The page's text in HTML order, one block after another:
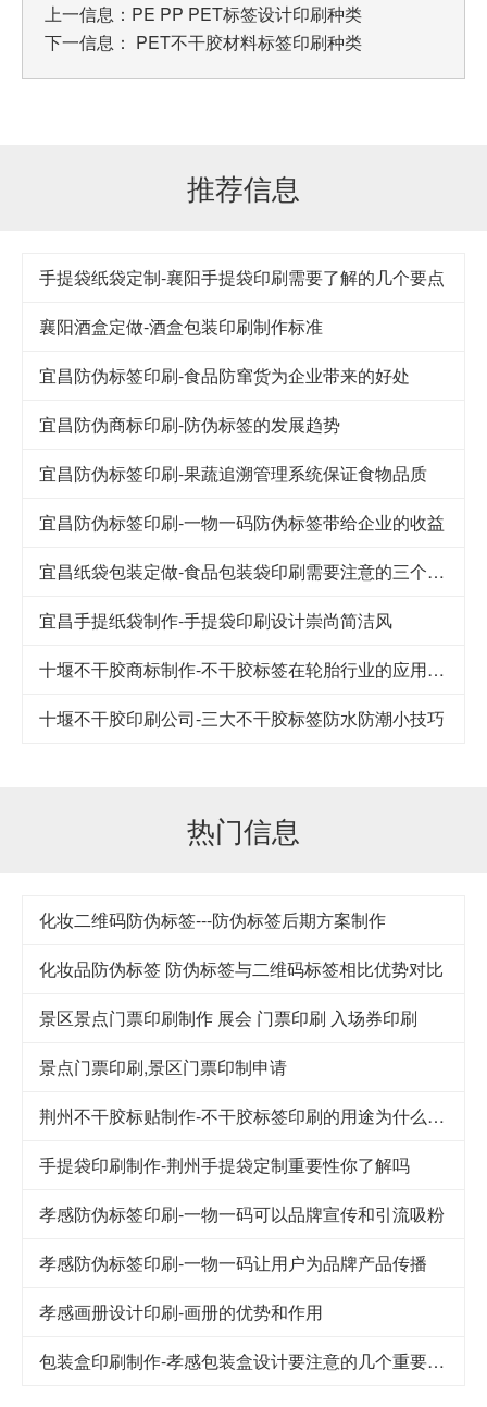
上一信息： PE PP PET标签设计印刷种类
下一信息： PET不干胶材料标签印刷种类
推荐信息
手提袋纸袋定制-襄阳手提袋印刷需要了解的几个要点
襄阳酒盒定做-酒盒包装印刷制作标准
宜昌防伪标签印刷-食品防窜货为企业带来的好处
宜昌防伪商标印刷-防伪标签的发展趋势
宜昌防伪标签印刷-果蔬追溯管理系统保证食物品质
宜昌防伪标签印刷-一物一码防伪标签带给企业的收益
宜昌纸袋包装定做-食品包装袋印刷需要注意的三个细节
宜昌手提纸袋制作-手提袋印刷设计崇尚简洁风
十堰不干胶商标制作-不干胶标签在轮胎行业的应用及其发展
十堰不干胶印刷公司-​三大不干胶标签防水防潮小技巧
热门信息
化妆二维码防伪标签---防伪标签后期方案制作
化妆品防伪标签 防伪标签与二维码标签相比优势对比
景区景点门票印刷制作 展会 门票印刷 入场券印刷
景点门票印刷,景区门票印制申请
荆州不干胶标贴制作-不干胶标签印刷的用途为什么这么广泛
手提袋印刷制作-荆州手提袋定制重要性你了解吗
孝感防伪标签印刷-一物一码可以品牌宣传和引流吸粉
孝感防伪标签印刷-一物一码让用户为品牌产品传播
孝感画册设计印刷-画册的优势和作用
包装盒印刷制作-孝感包装盒设计要注意的几个重要因素